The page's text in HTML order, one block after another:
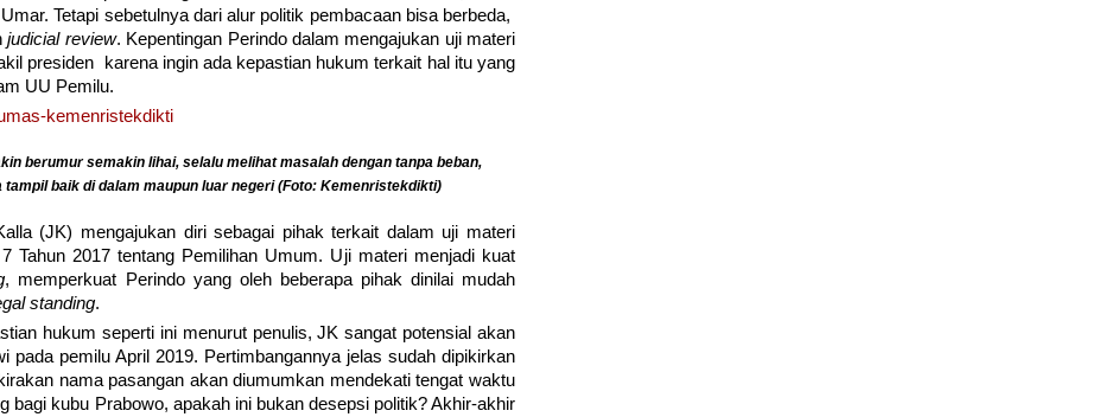
Tetapi sebetulnya dari alur politik pembacaan bisa berbeda,
judicial review. Kepentingan Perindo dalam mengajukan uji materi
presiden karena ingin ada kepastian hukum terkait hal itu yang
UU Pemilu.
berumur semakin lihai, selalu melihat masalah dengan tanpa beban,
tampil baik di dalam maupun luar negeri (Foto: Kemenristekdikti)
(JK) mengajukan diri sebagai pihak terkait dalam uji materi
Tahun 2017 tentang Pemilihan Umum. Uji materi menjadi kuat
, memperkuat Perindo yang oleh beberapa pihak dinilai mudah
standing.
hukum seperti ini menurut penulis, JK sangat potensial akan
pada pemilu April 2019. Pertimbangannya jelas sudah dipikirkan
nama pasangan akan diumumkan mendekati tengat waktu
bagi kubu Prabowo, apakah ini bukan desepsi politik? Akhir-akhir